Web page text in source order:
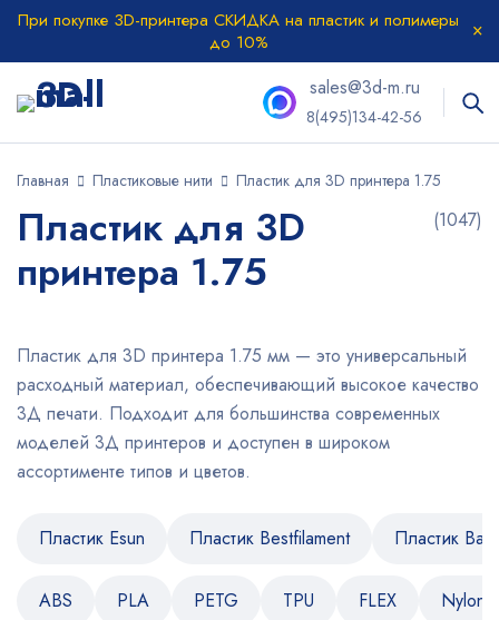
При покупке 3D-принтера СКИДКА на пластик и полимеры
до 10%
sales@3d-m.ru
8(495)134-42-56
Главная Пластиковые нити Пластик для 3D принтера 1.75
Пластик для 3D
принтера 1.75
(1047)
Пластик для 3D принтера 1.75 мм — это универсальный
расходный материал, обеспечивающий высокое качество
3Д печати. Подходит для большинства современных
моделей 3Д принтеров и доступен в широком
ассортименте типов и цветов.
Пластик Esun Пластик Bestfilament Пластик
ABS PLA PETG TPU FLEX Nylon